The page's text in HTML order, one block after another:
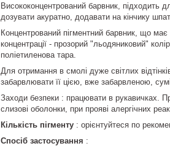
Висококонцентрований барвник, підходить
дозувати акуратно, додавати на кінчику
Концентрований пігментний барвник, що
концентрації - прозорий "льодяниковий"
поліетиленова тара.
Для отримання в смолі дуже світлих
забарвлювати її цією, вже забарвленою,
Заходи безпеки : працювати в рукавичках.
слизові оболонки, при прояві алергічних
Кількість пігменту : орієнтуйтеся по
Спосіб застосування :